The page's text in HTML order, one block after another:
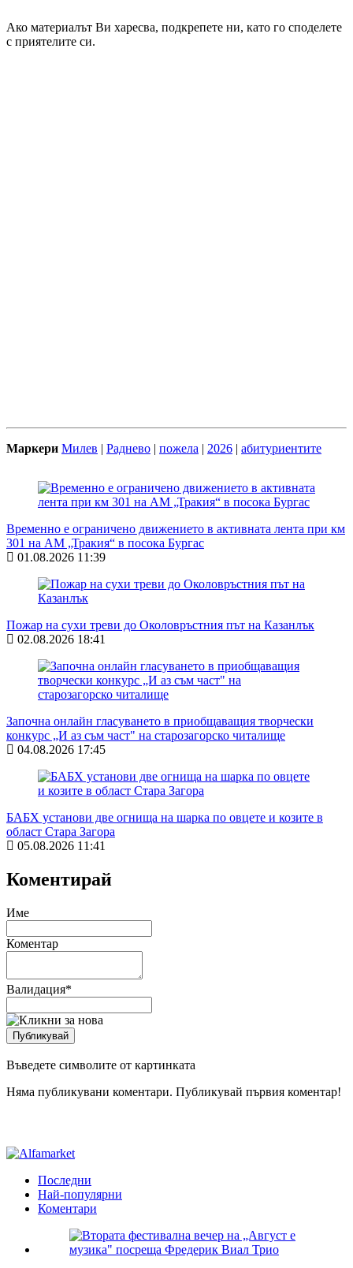
Ако материалът Ви харесва, подкрепете ни, като го споделете
с приятелите си.
Маркери Милев Раднево пожела 2026 абитуриентите
Временно е ограничено движението в активната лента при км
301 на АМ „Тракия“ в посока Бургас
01.08.2026 11:39
Пожар на сухи треви до Околовръстния път на Казанлък
02.08.2026 18:41
Започна онлайн гласуването в приобщаващия творчески
конкурс „И аз съм част" на старозагорско читалище
04.08.2026 17:45
БАБХ установи две огнища на шарка по овцете и козите в
област Стара Загора
05.08.2026 11:41
Коментирай
Име
Коментар
Валидация*
Въведете символите от картинката
Няма публикувани коментари. Публикувай първия коментар!
Последни
Най-популярни
Коментари